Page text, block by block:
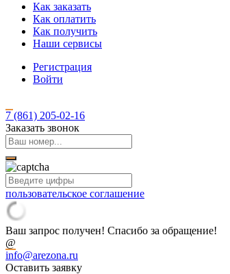
Как заказать
Как оплатить
Как получить
Наши сервисы
Регистрация
Войти
7 (861) 205-02-16
Заказать звонок
пользовательское соглашение
Ваш запрос получен! Спасибо за обращение!
@
info@arezona.ru
Оставить заявку